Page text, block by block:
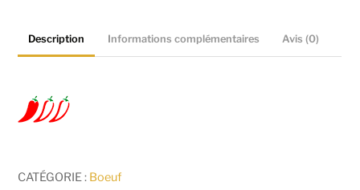
Description Informations complémentaires Avis (0)
CATÉGORIE : Boeuf